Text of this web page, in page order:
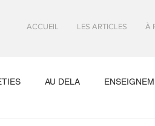
ACCUEIL LES ARTICLES À
AU DELA